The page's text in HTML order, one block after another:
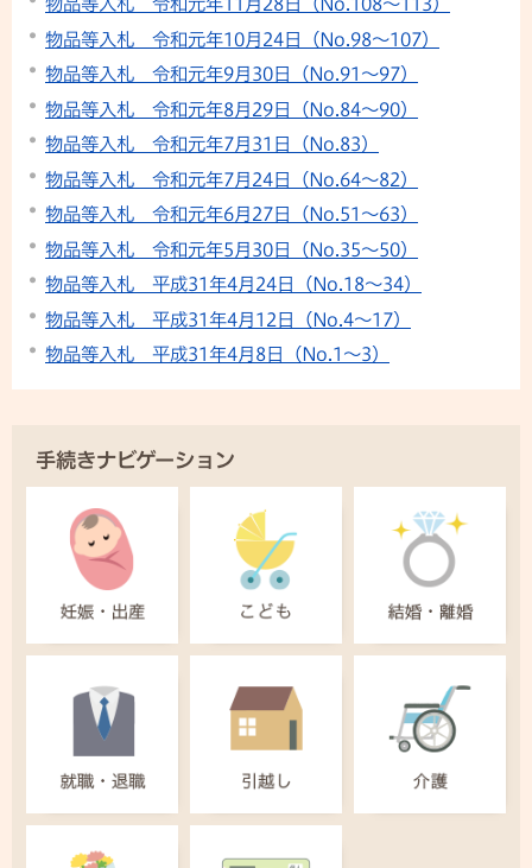
物品等入札 令和元年10月24日（No.98～107）
物品等入札 令和元年9月30日（No.91～97）
物品等入札 令和元年8月29日（No.84～90）
物品等入札 令和元年7月31日（No.83）
物品等入札 令和元年7月24日（No.64～82）
物品等入札 令和元年6月27日（No.51～63）
物品等入札 令和元年5月30日（No.35～50）
物品等入札 平成31年4月24日（No.18～34）
物品等入札 平成31年4月12日（No.4～17）
物品等入札 平成31年4月8日（No.1～3）
手続きナビゲーション